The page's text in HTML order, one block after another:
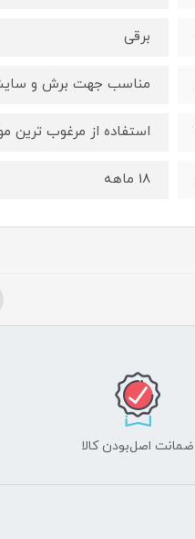
برقی
مناسب جهت برش و
استفاده از مرغوب ترین
18 ماهه
ضمانت اصل‌بودن کالا